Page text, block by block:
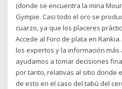
(donde se encuentra la mina
Gympie. Casi todo el oro se
cuarzo, ya que los placeres
Accede al Foro de plata en
los expertos y la información más
ayudamos a tomar decisiones
por tanto, relativas al sitio donde
de esto en el caso del tabú del